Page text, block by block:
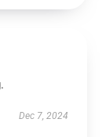
Dec 7, 2024